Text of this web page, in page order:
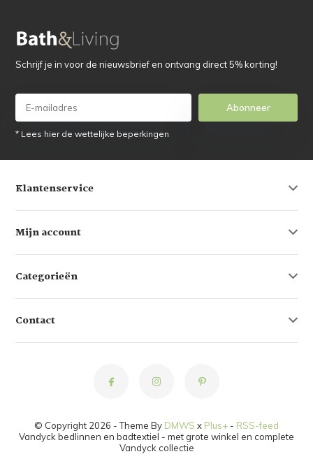
Schrijf je in voor de nieuwsbrief en ontvang direct 5% korting!
Abonneer
* Lees hier de wettelijke beperkingen
Klantenservice
Mijn account
Categorieën
Contact
© Copyright 2026 - Theme By DMWS x Plus+ - RSS-feed
Vandyck bedlinnen en badtextiel - met grote winkel en complete
Vandyck collectie